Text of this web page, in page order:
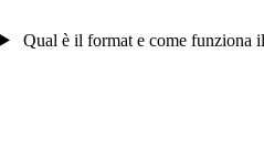
Qual è il format e come funziona